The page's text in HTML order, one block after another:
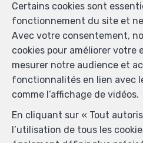
Certains cookies sont
fonctionnement du site et
Avec votre consentement,
cookies pour améliorer votre
mesurer notre audience et
fonctionnalités en lien avec
comme l’affichage de vidéos.
En cliquant sur « Tout
l’utilisation de tous les
TEL. 0485
—
MOB.+32
—
Agent immobilier
numéro 508 393 en
508906540 - Instance
professionnel des